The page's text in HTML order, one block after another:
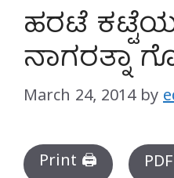
ಹರಟೆ
ನಾಗರತ್ನಾ
March 24, 2014 by
Print 🖨 PDF